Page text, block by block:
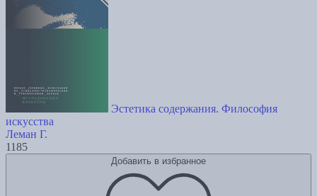
Эстетика содержания. Философия
искусства
Леман Г.
1185
Добавить в избранное